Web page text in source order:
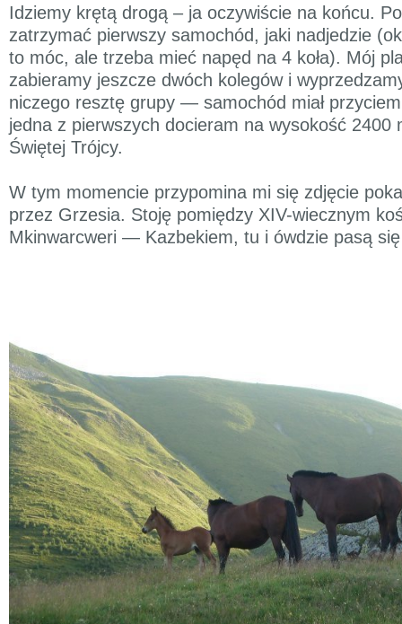
Idziemy krętą drogą – ja oczywiście na końcu.
zatrzymać pierwszy samochód, jaki nadjedzie
to móc, ale trzeba mieć napęd na 4 koła). Mój
zabieramy jeszcze dwóch kolegów i
niczego resztę grupy — samochód miał
jedna z pierwszych docieram na wysokość 2400
Świętej Trójcy.
W tym momencie przypomina mi się zdjęcie
przez Grzesia. Stoję pomiędzy XIV-wiecznym
Mkinwarcweri — Kazbekiem, tu i ówdzie pasą